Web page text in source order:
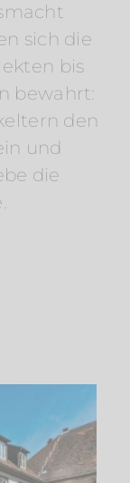
sich die
bis
bewahrt:
den
und
die